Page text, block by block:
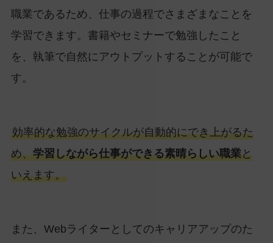
職業であるため、仕事の過程でさまざまなことを
学習できます。書籍やセミナーで勉強したこと
を、執筆で自然にアウトプットすることが可能で
す。
効率的な勉強のサイクルが自動的にでき上がるた
め、学習しながら仕事ができる素晴らしい職業と
いえます。
また、Webライターとしてのキャリアアップのた